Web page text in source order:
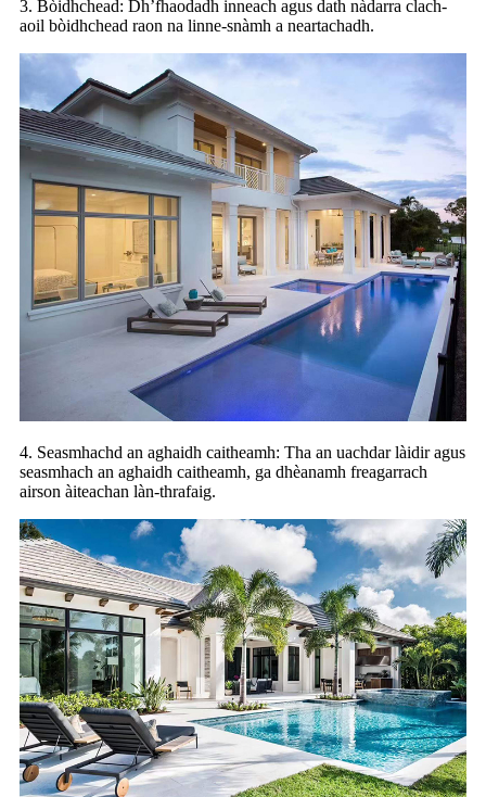
3. Bòidhchead: Dh’fhaodadh inneach agus dath nàdarra clach-
aoil bòidhchead raon na linne-snàmh a neartachadh.
4. Seasmhachd an aghaidh caitheamh: Tha an uachdar làidir agus
seasmhach an aghaidh caitheamh, ga dhèanamh freagarrach
airson àiteachan làn-thrafaig.